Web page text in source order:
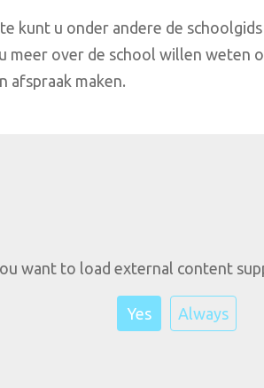
kunt u onder andere de
meer over de school willen weten
afspraak maken.
want to load external content
Yes Always